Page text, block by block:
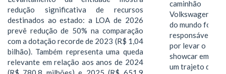
redução significativa de recursos
destinados ao estado: a LOA de 2026
prevê redução de 50% na comparação
com a dotação recorde de 2023 (R$ 1,04
bilhão). Também representa uma queda
relevante em relação aos anos de 2024
caminhão
Volkswagen
do mundo foi
responsável
por levar o
showcar em
um trajeto que